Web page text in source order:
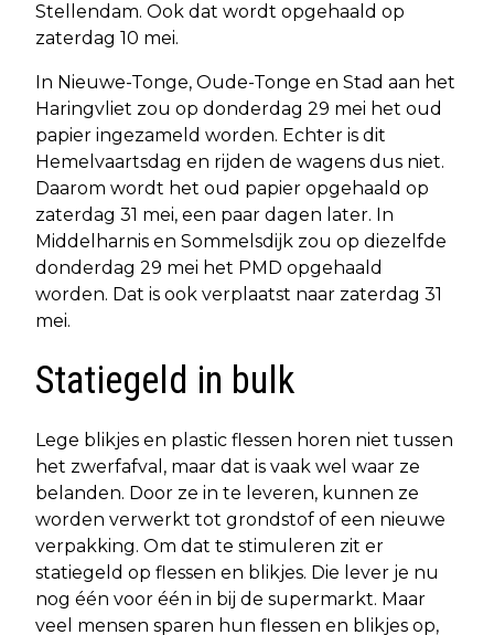
Stellendam. Ook dat wordt opgehaald op
zaterdag 10 mei.
In Nieuwe-Tonge, Oude-Tonge en Stad aan het
Haringvliet zou op donderdag 29 mei het oud
papier ingezameld worden. Echter is dit
Hemelvaartsdag en rijden de wagens dus niet.
Daarom wordt het oud papier opgehaald op
zaterdag 31 mei, een paar dagen later. In
Middelharnis en Sommelsdijk zou op diezelfde
donderdag 29 mei het PMD opgehaald
worden. Dat is ook verplaatst naar zaterdag 31
mei.
Statiegeld in bulk
Lege blikjes en plastic flessen horen niet tussen
het zwerfafval, maar dat is vaak wel waar ze
belanden. Door ze in te leveren, kunnen ze
worden verwerkt tot grondstof of een nieuwe
verpakking. Om dat te stimuleren zit er
statiegeld op flessen en blikjes. Die lever je nu
nog één voor één in bij de supermarkt. Maar
veel mensen sparen hun flessen en blikjes op,